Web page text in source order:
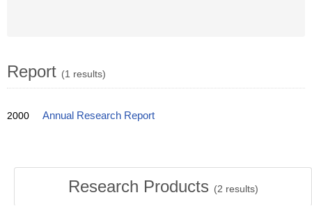
Report (1 results)
2000 Annual Research Report
Research Products (2 results)